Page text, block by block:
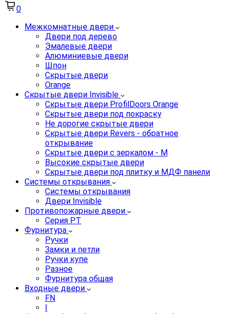
0
Межкомнатные двери
Двери под дерево
Эмалевые двери
Алюминиевые двери
Шпон
Скрытые двери
Orange
Скрытые двери Invisible
Скрытые двери ProfilDoors Orange
Скрытые двери под покраску
Не дорогие скрытые двери
Скрытые двери Revers - обратное
открывание
Скрытые двери с зеркалом - M
Высокие скрытые двери
Скрытые двери под плитку и МДФ панели
Системы открывания
Системы открывания
Двери Invisible
Противопожарные двери
Серия PT
Фурнитура
Ручки
Замки и петли
Ручки купе
Разное
Фурнитура общая
Входные двери
FN
I